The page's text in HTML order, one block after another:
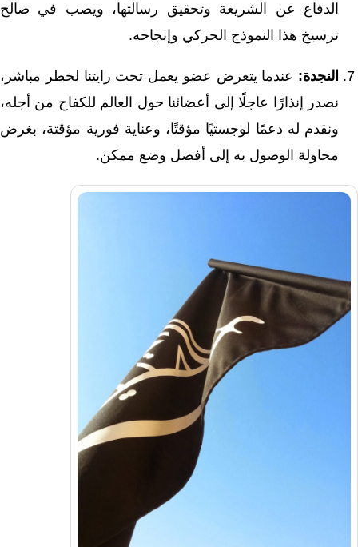
الدفاع عن الشريعة وتحقيق رسالتها، ويصب في صالح
ترسيخ هذا النموذج الحركي وإنجاحه.
النجدة: عندما يتعرض عضو يعمل تحت رايتنا لخطر مباشر،
نصدر إنذارًا عاجلًا إلى أعضائنا حول العالم للكفاح من أجله،
ونقدم له دعمًا لوجستيًا مؤقتًا، وعناية فورية مؤقتة، بغرض
محاولة الوصول به إلى أفضل وضع ممكن.